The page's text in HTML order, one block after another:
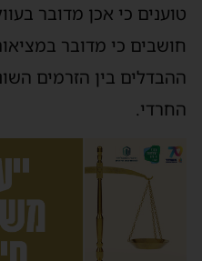
טוענים כי אכן מדובר
חושבים כי מדובר
ההבדלים בין הזרמים
החרדי.